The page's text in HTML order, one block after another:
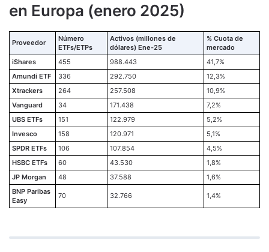
en Europa (enero 2025)
Proveedor
Número
ETFs/ETPs
Activos (millones de
dólares) Ene-25
% Cuota de
mercado
iShares
455 988.443
41,7%
Amundi ETF
336 292.750
12,3%
Xtrackers
264 257.508
10,9%
Vanguard
34 171.438
7,2%
UBS ETFs
151 122.979
5,2%
Invesco
158 120.971
5,1%
SPDR ETFs
106 107.854
4,5%
HSBC ETFs
60 43.530
1,8%
JP Morgan
48 37.588
1,6%
BNP Paribas
Easy
70 32.766 1,4%